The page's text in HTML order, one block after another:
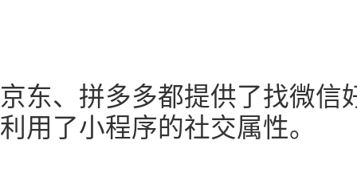
京东、拼多多都提供了找微信
利用了小程序的社交属性。